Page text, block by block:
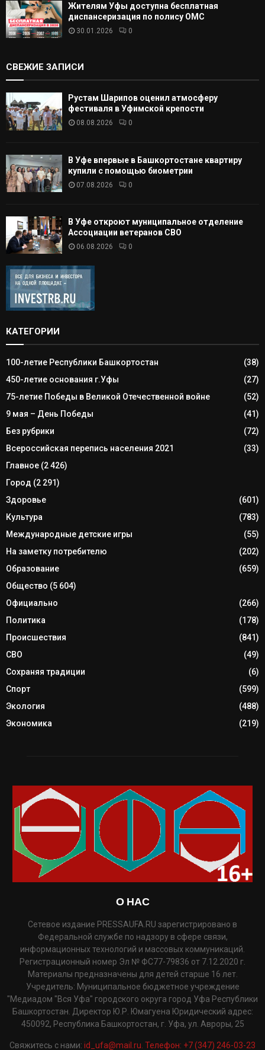
Жителям Уфы доступна бесплатная
диспансеризация по полису ОМС
30.01.2026 0
СВЕЖИЕ ЗАПИСИ
Рустам Шарипов оценил атмосферу
фестиваля в Уфимской крепости
08.08.2026 0
В Уфе впервые в Башкортостане квартиру
купили с помощью биометрии
07.08.2026 0
В Уфе откроют муниципальное отделение
Ассоциации ветеранов СВО
06.08.2026 0
КАТЕГОРИИ
100-летие Республики Башкортостан
(38)
450-летие основания г.Уфы
(27)
75-летие Победы в Великой Отечественной войне
(52)
9 мая – День Победы
(41)
Без рубрики
(72)
Всероссийская перепись населения 2021
(33)
Главное (2 426)
Город (2 291)
Здоровье
(601)
Культура
(783)
Международные детские игры
(55)
На заметку потребителю
(202)
Образование
(659)
Общество (5 604)
Официально
(266)
Политика
(178)
Происшествия
(841)
СВО
(49)
Сохраняя традиции
(6)
Спорт
(599)
Экология
(488)
Экономика
(219)
О НАС
Сетевое издание PRESSAUFA.RU зарегистрировано в
Федеральной службе по надзору в сфере связи,
информационных технологий и массовых коммуникаций.
Регистрационный номер Эл № ФС77-79836 от 7.12.2020 г.
Материалы предназначены для детей старше 16 лет.
Учредитель: Муниципальное бюджетное учреждение
"Медиадом "Вся Уфа" городского округа город Уфа Республики
Башкортостан. Директор Ю.Р. Юмагуена Юридический адрес:
450092, Республика Башкортостан, г. Уфа, ул. Авроры, 25
Свяжитесь с нами: id_ufa@mail.ru. Телефон: +7 (347) 246-03-23